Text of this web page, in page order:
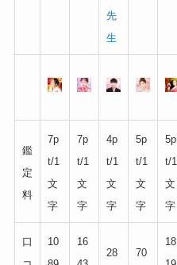
先
生
鑑
定
料
7p
t/1
文
字
7p
t/1
文
字
4p
t/1
文
字
5p
t/1
文
字
5p
t/1
文
字
口
10
16
28
70
18